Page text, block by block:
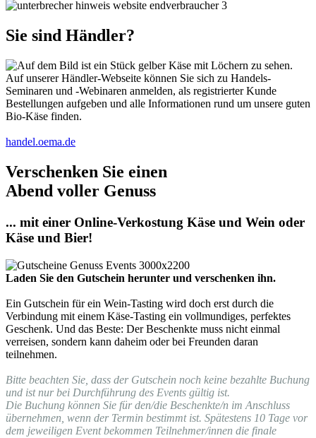
Sie sind Händler?
Auf unserer Händler-Webseite können Sie sich zu Handels-
Seminaren und -Webinaren anmelden, als registrierter Kunde
Bestellungen aufgeben und alle Informationen rund um unsere guten
Bio-Käse finden.
handel.oema.de
Verschenken Sie einen
Abend voller Genuss
... mit einer Online-Verkostung Käse und Wein oder
Käse und Bier!
Laden Sie den Gutschein herunter und verschenken ihn.
Ein Gutschein für ein Wein-Tasting wird doch erst durch die
Verbindung mit einem Käse-Tasting ein vollmundiges, perfektes
Geschenk. Und das Beste: Der Beschenkte muss nicht einmal
verreisen, sondern kann daheim oder bei Freunden daran
teilnehmen.
Bitte beachten Sie, dass der Gutschein noch keine bezahlte Buchung
und ist nur bei Durchführung des Events gültig ist.
Die Buchung können Sie für den/die Beschenkte/n im Anschluss
übernehmen, wenn der Termin bestimmt ist. Spätestens 10 Tage vor
dem jeweiligen Event bekommen Teilnehmer/innen die finale